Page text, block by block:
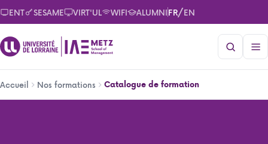
Aller
au
contenu
principal
ENT SESAME VIRT'UL WIFI ALUMNIFR/EN
d'Ariane
Accueil Nos formations Catalogue de formation